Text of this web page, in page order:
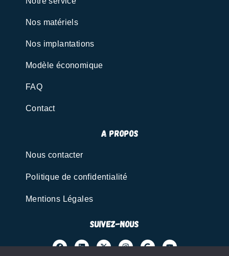
Nos matériels
Nos implantations
Modèle économique
FAQ
Contact
A propos
Nous contacter
Politique de confidentialité
Mentions Légales
Suivez-nous